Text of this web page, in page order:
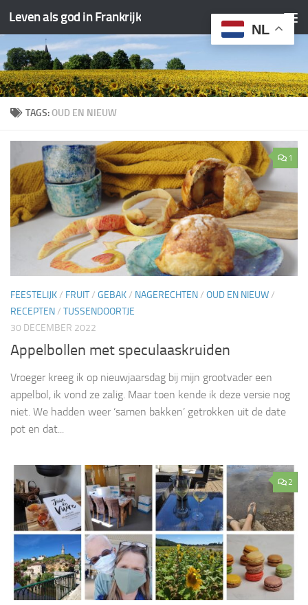
Doorgaan naar inhoud
Leven als god in Frankrijk
TAGS:OUD EN NIEUW
1
FEESTELIJK/ FRUIT/ GEBAK/ NAGERECHTEN/ OUD EN NIEUW/
RECEPTEN/ TUSSENDOORTJE
30 DECEMBER 2022
Appelbollen met speculaaskruiden
Vroeger kreeg ik op nieuwjaarsdag bij mijn grootvader een
appelbol, ik vond ze zalig. Maar toen kende ik deze versie nog
niet. We hadden weer ‘samen bakken’ getrokken uit de date
pot en dat...
2
NL